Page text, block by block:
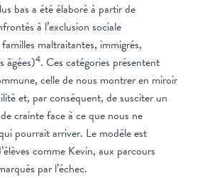
bas a été élaboré à partir de
à l’exclusion sociale
maltraitantes, immigrés,
âgées)4. Ces catégories présentent
celle de nous montrer en miroir
et, par conséquent, de susciter un
crainte face à ce que nous ne
pourrait arriver. Le modèle est
comme Kevin, aux parcours
par l’échec.